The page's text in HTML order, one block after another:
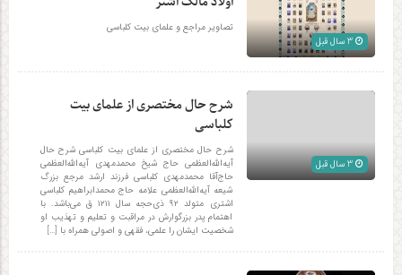
تصاویر مراجع و علمای بیت کلباسی
شرح حال مختصری از علمای بیت
کلباسی
شرح حال مختصری از علمای بیت کلباسی شرح حال
آیه‌الله‌العظمی حاج شیخ محمدمهدی آیه‌الله‌العظمی
حاج‌آقا محمدمهدی کلباسی فرزند ارشد مرجع بزرگ
شیعه آیه‌الله‌العظمی علامه حاج محمدابراهیم کلباسی
اشتری متولد ۹۲ ذی‌حجه سال ۱۲۱۱ ق می‌باشد. با
اهتمام پدر بزرگوارش در مراقبت و تعلیم و تهذیب او
شخصیت ایشان را علمی، فقهی و اصولی همراه با […]